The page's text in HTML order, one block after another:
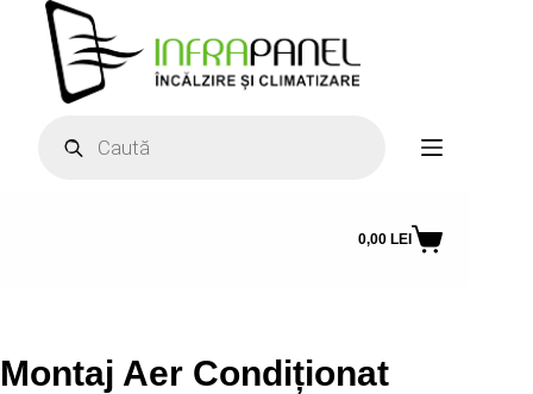
conținut
search
Coș
0,00 LEI
Montaj Aer Condiționat